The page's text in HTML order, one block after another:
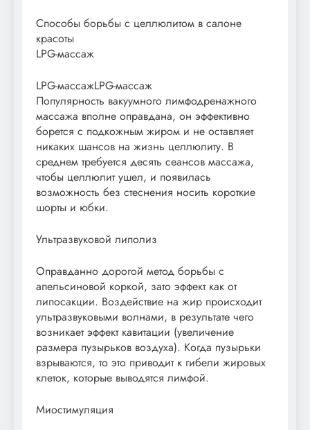
Способы борьбы с целлюлитом в салоне
красоты
LPG-массаж
LPG-массажLPG-массаж
Популярность вакуумного лимфодренажного
массажа вполне оправдана, он эффективно
борется с подкожным жиром и не оставляет
никаких шансов на жизнь целлюлиту. В
среднем требуется десять сеансов массажа,
чтобы целлюлит ушел, и появилась
возможность без стеснения носить короткие
шорты и юбки.
Ультразвуковой липолиз
Оправданно дорогой метод борьбы с
апельсиновой коркой, зато эффект как от
липосакции. Воздействие на жир происходит
ультразвуковыми волнами, в результате чего
возникает эффект кавитации (увеличение
размера пузырьков воздуха). Когда пузырьки
взрываются, то это приводит к гибели жировых
клеток, которые выводятся лимфой.
Миостимуляция